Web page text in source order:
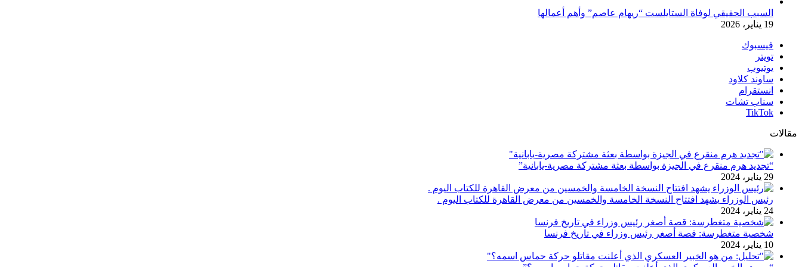
السبب الحقيقي لوفاة الستايلست “ريهام عاصم” وأهم أعمالها
19 يناير، 2026
فيسبوك
تويتر
يوتيوب
ساوند كلاود
انستقرام
سناب تشات
‫TikTok
مقالات
“تجديد هرم منقرع في الجيزة بواسطة بعثة مشتركة مصرية-يابانية”
29 يناير، 2024
رئيس الوزراء يشهد افتتاح النسخة الخامسة والخمسين من معرض القاهرة للكتاب اليوم .
24 يناير، 2024
شخصية متغطرسة: قصة أصغر رئيس وزراء في تاريخ فرنسا
10 يناير، 2024